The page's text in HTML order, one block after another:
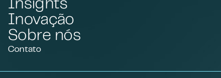
Inovação
Sobre nós
Contato